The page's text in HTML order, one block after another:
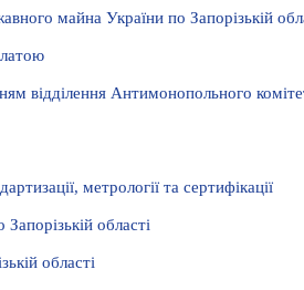
майна України по Запорізькій
відділення Антимонопольного
метрології та сертифікації
області
області